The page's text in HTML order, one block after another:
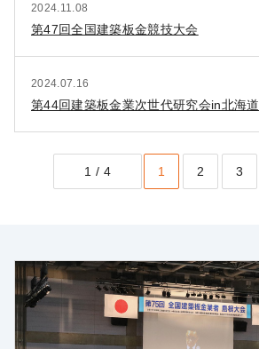
2024.11.08
第47回全国建築板金競技大会
2024.07.16
第44回建築板金業次世代研究会in北海道
1 / 4 1 2 3